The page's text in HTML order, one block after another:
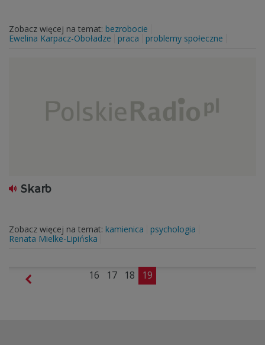
Zobacz więcej na temat: bezrobocie
Ewelina Karpacz-Oboładze
praca problemy społeczne
Skarb
Zobacz więcej na temat: kamienica
psychologia
Renata Mielke-Lipińska
16 17 18 19